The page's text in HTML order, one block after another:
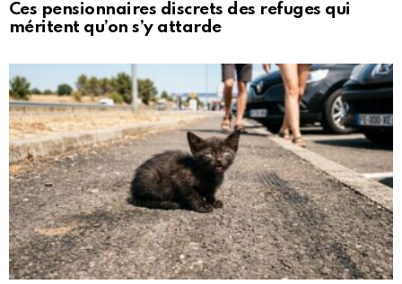
Ces pensionnaires discrets des refuges qui
méritent qu’on s’y attarde